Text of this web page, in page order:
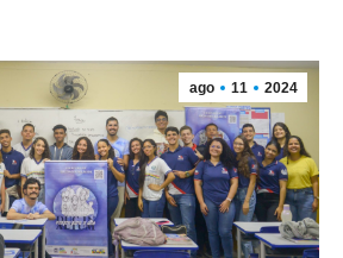
ago 11 2024